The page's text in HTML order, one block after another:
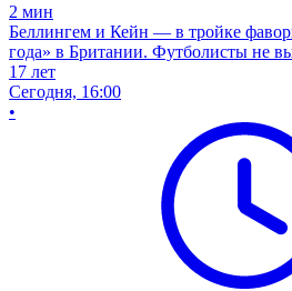
2 мин
Беллингем и Кейн — в тройке
года» в Британии. Футболисты не
17 лет
Сегодня, 16:00
•